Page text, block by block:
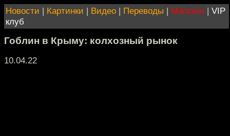
Новости | Картинки | Видео | Переводы | Магазин | VIP
клуб
Гоблин в Крыму: колхозный рынок
10.04.22